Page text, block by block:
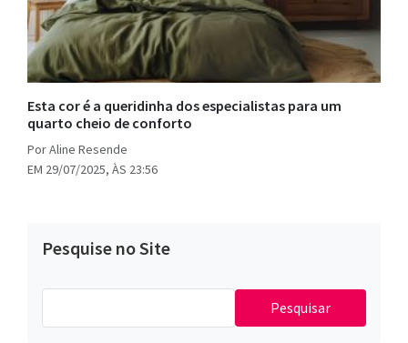
Esta cor é a queridinha dos especialistas para um
quarto cheio de conforto
Por Aline Resende
EM 29/07/2025, ÀS 23:56
Pesquise no Site